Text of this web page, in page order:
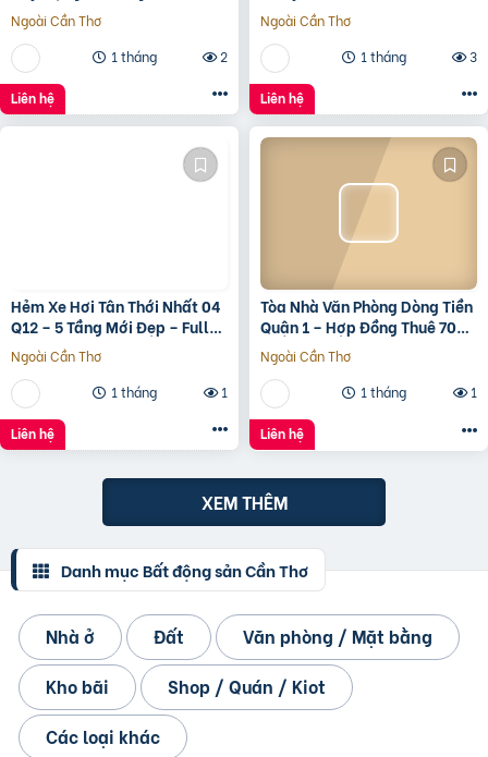
12 Tầng
Ngoài Cần Thơ
1 tháng
2
Liên hệ
Ngoài Cần Thơ
1 tháng
3
Liên hệ
Hẻm Xe Hơi Tân Thới Nhất 04
Q12 – 5 Tầng Mới Đẹp – Full
Nội Thất – Giá 7.3 Tỷ
Ngoài Cần Thơ
1 tháng
1
Liên hệ
Tòa Nhà Văn Phòng Dòng Tiền
Quận 1 – Hợp Đồng Thuê 700
Triệu/Tháng – 490 Tỷ
Ngoài Cần Thơ
1 tháng
1
Liên hệ
XEM THÊM
Danh mục Bất động sản Cần Thơ
Nhà ở Đất
Văn phòng / Mặt bằng
Kho bãi
Shop / Quán / Kiot
Các loại khác